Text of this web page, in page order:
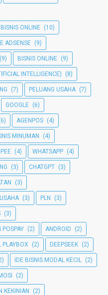
BISNIS ONLINE (10)
ADSENSE (9)
(9) BISNIS ONLINE (9)
INTELLIGENCE) (8)
(7) PELUANG USAHA (7)
GOOGLE (6)
AGENPOS (4)
MINUMAN (4)
(4) WHATSAPP (4)
(3) CHATGPT (3)
(3)
(3) PLN (3)
(3)
POSPAY (2) ANDROID (2)
PLAYBOX (2) DEEPSEEK (2)
IDE BISNIS MODAL KECIL (2)
(2)
KEKINIAN (2)